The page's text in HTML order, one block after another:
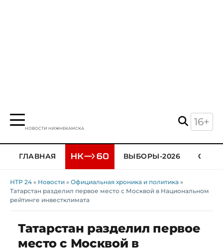
НОВОСТИ НИЖНЕКАМСКА
16+
ГЛАВНАЯ ВЫБОРЫ-2026
НТР 24 » Новости » Официальная хроника и политика »
Татарстан разделил первое место с Москвой в Национальном
рейтинге инвестклимата
Татарстан разделил первое
место с Москвой в